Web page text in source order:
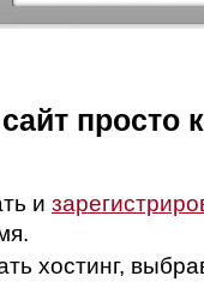
просто
и
хостинг,